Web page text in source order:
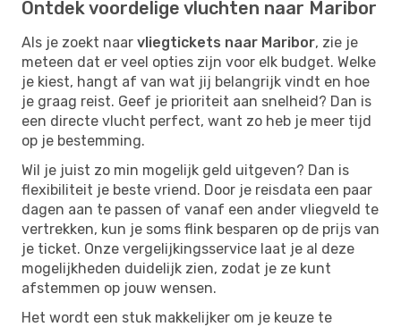
Ontdek voordelige vluchten naar Maribor
Als je zoekt naar vliegtickets naar Maribor, zie je
meteen dat er veel opties zijn voor elk budget. Welke
je kiest, hangt af van wat jij belangrijk vindt en hoe
je graag reist. Geef je prioriteit aan snelheid? Dan is
een directe vlucht perfect, want zo heb je meer tijd
op je bestemming.
Wil je juist zo min mogelijk geld uitgeven? Dan is
flexibiliteit je beste vriend. Door je reisdata een paar
dagen aan te passen of vanaf een ander vliegveld te
vertrekken, kun je soms flink besparen op de prijs van
je ticket. Onze vergelijkingsservice laat je al deze
mogelijkheden duidelijk zien, zodat je ze kunt
afstemmen op jouw wensen.
Het wordt een stuk makkelijker om je keuze te